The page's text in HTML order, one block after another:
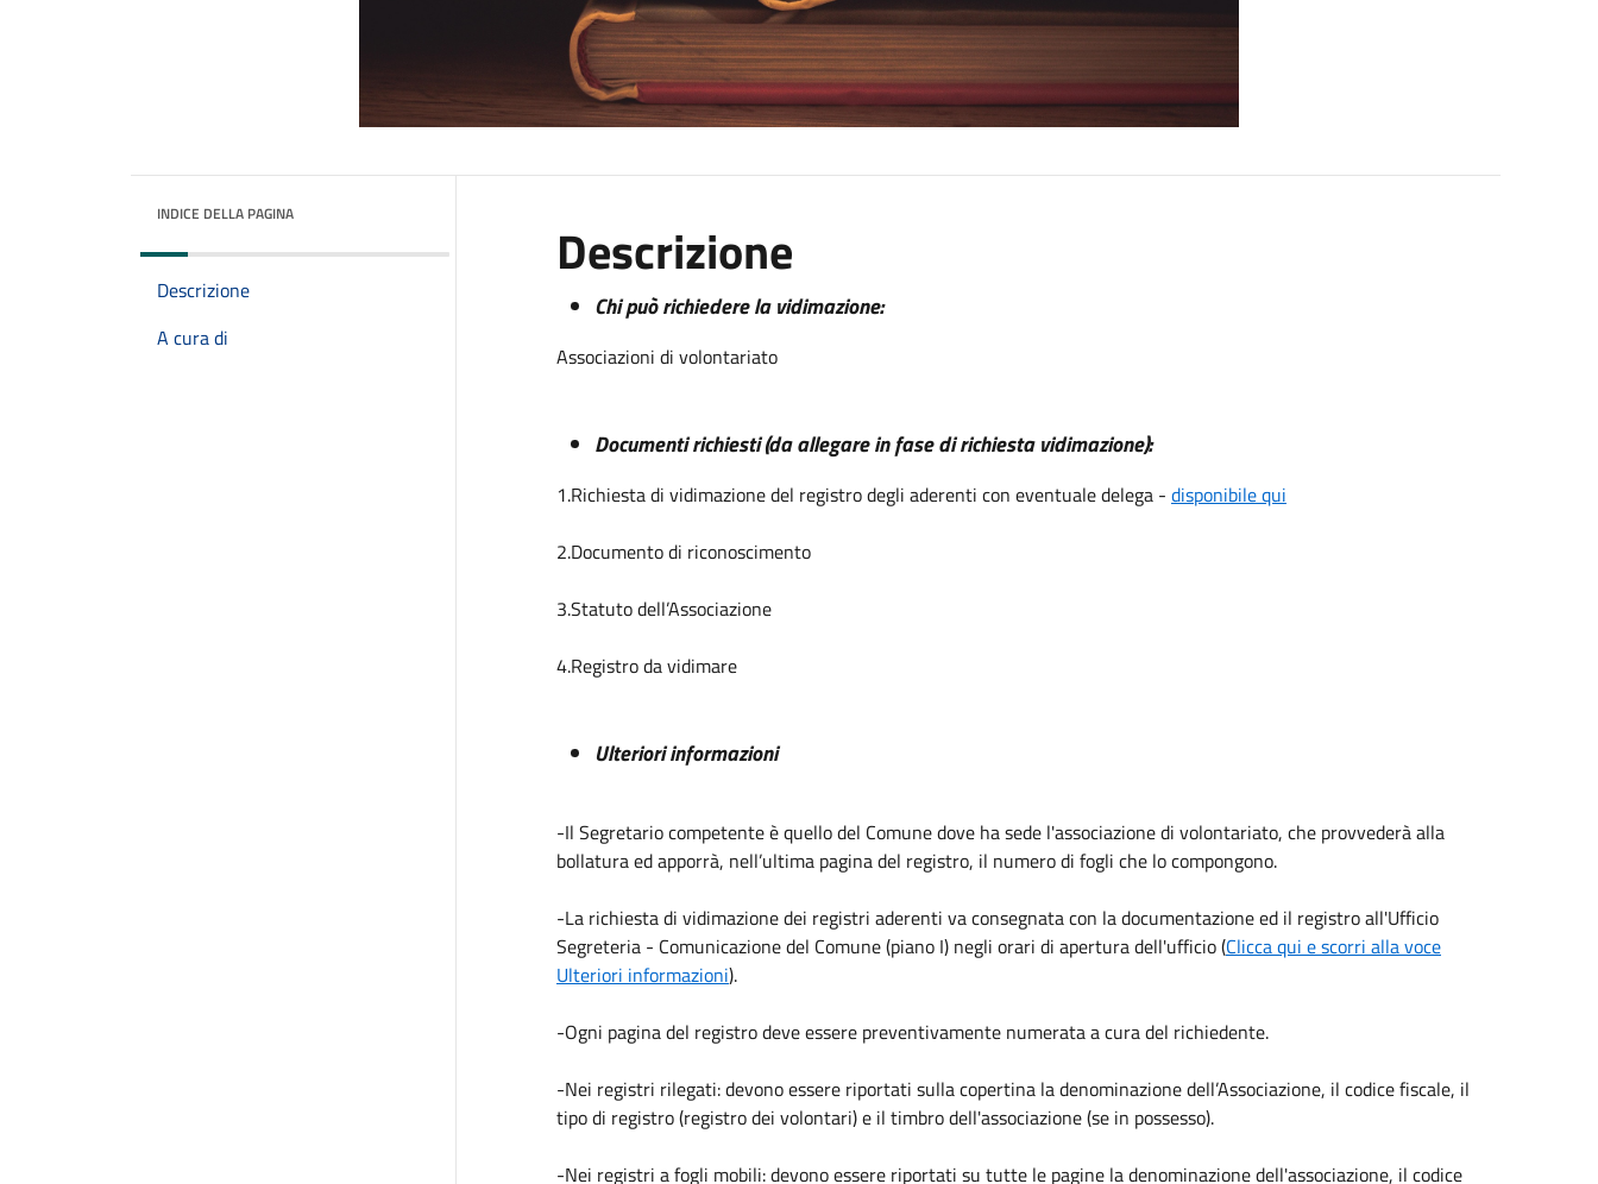
INDICE DELLA PAGINA
Descrizione
A cura di
Descrizione
Chi può richiedere la vidimazione:
Associazioni di volontariato
Documenti richiesti (da allegare in fase di richiesta vidimazione):
1.Richiesta di vidimazione del registro degli aderenti con eventuale delega - disponibile qui
2.Documento di riconoscimento
3.Statuto dell’Associazione
4.Registro da vidimare
Ulteriori informazioni
-Il Segretario competente è quello del Comune dove ha sede l'associazione di volontariato, che provvederà alla
bollatura ed apporrà, nell’ultima pagina del registro, il numero di fogli che lo compongono.
-La richiesta di vidimazione dei registri aderenti va consegnata con la documentazione ed il registro all'Ufficio
Segreteria - Comunicazione del Comune (piano I) negli orari di apertura dell'ufficio (Clicca qui e scorri alla voce
Ulteriori informazioni).
-Ogni pagina del registro deve essere preventivamente numerata a cura del richiedente.
-Nei registri rilegati: devono essere riportati sulla copertina la denominazione dell’Associazione, il codice fiscale, il
tipo di registro (registro dei volontari) e il timbro dell'associazione (se in possesso).
-Nei registri a fogli mobili: devono essere riportati su tutte le pagine la denominazione dell'associazione, il codice